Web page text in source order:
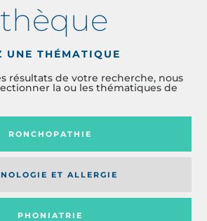
UNE THÉMATIQUE
résultats de votre recherche, nous
la ou les thématiques de
RONCHOPATHIE
ET ALLERGIE
PHONIATRIE